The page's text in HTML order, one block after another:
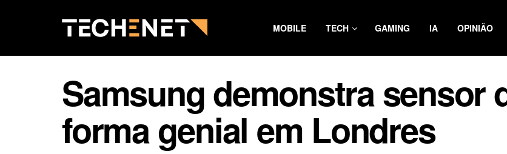
MOBILE TECH GAMING IA OPINIÃO
Samsung demonstra sensor
forma genial em Londres